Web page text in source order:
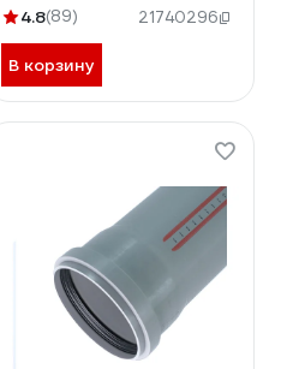
стенки 3.4 мм, класс
4.8(89) 21740296
В корзину